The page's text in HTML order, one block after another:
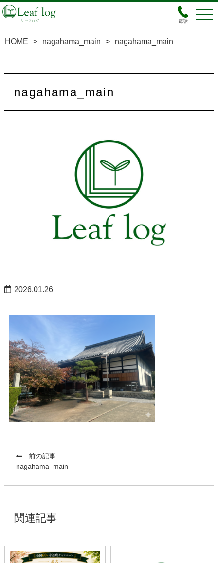
電話
HOME > nagahama_main > nagahama_main
nagahama_main
2026.01.26
前の記事
nagahama_main
関連記事